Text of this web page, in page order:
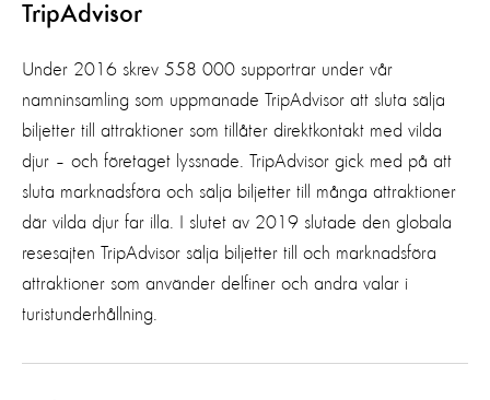
TripAdvisor
Under 2016 skrev 558 000 supportrar under vår
namninsamling som uppmanade TripAdvisor att sluta sälja
biljetter till attraktioner som tillåter direktkontakt med vilda
djur – och företaget lyssnade. TripAdvisor gick med på att
sluta marknadsföra och sälja biljetter till många attraktioner
där vilda djur far illa. I slutet av 2019 slutade den globala
resesajten TripAdvisor sälja biljetter till och marknadsföra
attraktioner som använder delfiner och andra valar i
turistunderhållning.